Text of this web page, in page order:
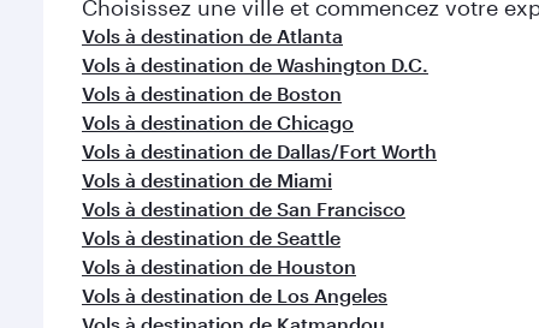
Choisissez une ville et commencez votre
Vols à destination de Atlanta
Vols à destination de Washington D.C.
Vols à destination de Boston
Vols à destination de Chicago
Vols à destination de Dallas/Fort Worth
Vols à destination de Miami
Vols à destination de San Francisco
Vols à destination de Seattle
Vols à destination de Houston
Vols à destination de Los Angeles